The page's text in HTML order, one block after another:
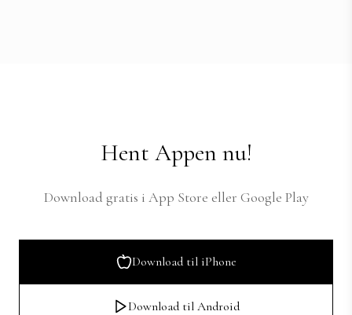
Hent Appen nu!
Download gratis i App Store eller Google Play
Download til iPhone
Download til Android